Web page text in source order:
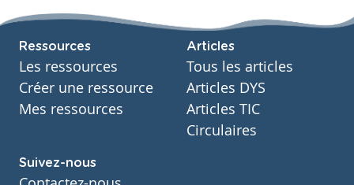
Ressources
Les ressources
Créer une ressource
Mes ressources
Articles
Tous les articles
Articles DYS
Articles TIC
Circulaires
Suivez-nous